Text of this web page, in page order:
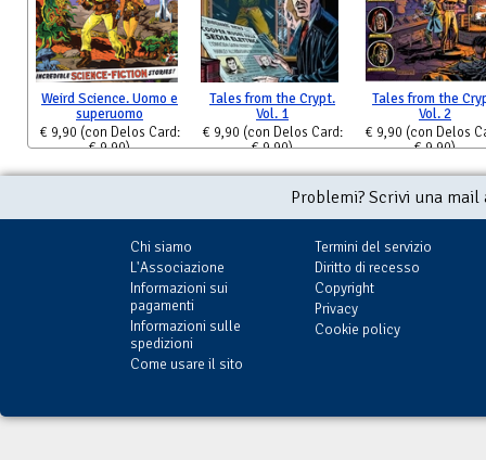
Weird Science. Uomo e
superuomo
€ 9,90 (con Delos Card:
€ 9,90)
Tales from the Crypt.
Vol. 1
€ 9,90 (con Delos Card:
€ 9,90)
Tales from the
Vol. 2
€ 9,90 (con Delos
€ 9,90)
Problemi? Scrivi una
Chi siamo
L'Associazione
Informazioni sui
pagamenti
Informazioni sulle
spedizioni
Come usare il sito
Termini del servizio
Diritto di recesso
Copyright
Privacy
Cookie policy